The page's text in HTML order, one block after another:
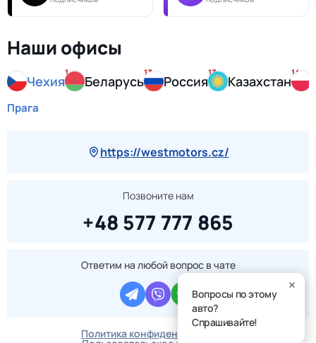
Наши офисы
Чехия
1
Беларусь
13
Россия
13
Казахстан
14
Прага
https://westmotors.cz/
Позвоните нам
+48 577 777 865
Ответим на любой вопрос в чате
Политика конфиденциальности
Вопросы по этому
авто?
Спрашивайте!